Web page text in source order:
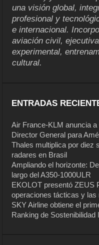
una visión global,
profesional y
e internacional.
aviación civil,
experimental,
cultural.
ENTRADAS
Air France-KLM anuncia
Director General para
Thales multiplica por diez
radares en Brasil
Ampliando el horizonte:
largo del A350-1000ULR
EKOLOT presentó ZEUS
operaciones tácticas y
SKY Airline obtiene el
Ranking de Sostenibilidad